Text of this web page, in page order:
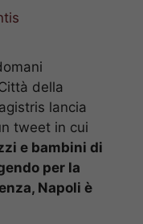
della
lancia
tweet in cui
e bambini di
per la
Napoli è